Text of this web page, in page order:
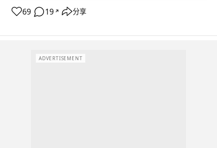
69 19 ↗ 分享
ADVERTISEMENT